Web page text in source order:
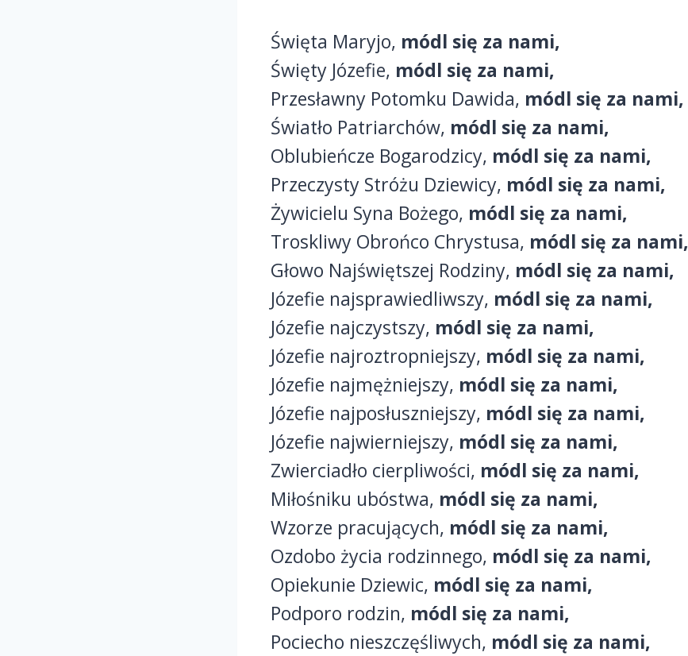
Święta Maryjo, módl się za nami,
Święty Józefie, módl się za nami,
Przesławny Potomku Dawida, módl się za nami,
Światło Patriarchów, módl się za nami,
Oblubieńcze Bogarodzicy, módl się za nami,
Przeczysty Stróżu Dziewicy, módl się za nami,
Żywicielu Syna Bożego, módl się za nami,
Troskliwy Obrońco Chrystusa, módl się za nami,
Głowo Najświętszej Rodziny, módl się za nami,
Józefie najsprawiedliwszy, módl się za nami,
Józefie najczystszy, módl się za nami,
Józefie najroztropniejszy, módl się za nami,
Józefie najmężniejszy, módl się za nami,
Józefie najposłuszniejszy, módl się za nami,
Józefie najwierniejszy, módl się za nami,
Zwierciadło cierpliwości, módl się za nami,
Miłośniku ubóstwa, módl się za nami,
Wzorze pracujących, módl się za nami,
Ozdobo życia rodzinnego, módl się za nami,
Opiekunie Dziewic, módl się za nami,
Podporo rodzin, módl się za nami,
Pociecho nieszczęśliwych, módl się za nami,